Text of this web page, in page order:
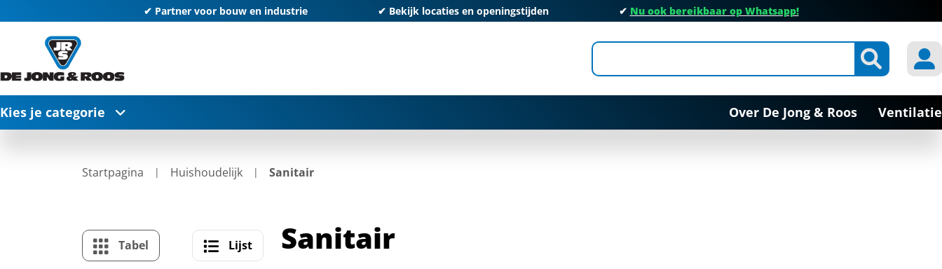
✔ Partner voor bouw en industrie ✔ Bekijk locaties en openingstijden ✔ Nu ook bereikbaar op Whatsapp!
Kies je categorie Over De Jong & Roos Ventilatie
Startpagina Huishoudelijk Sanitair
Tabel Lijst Sanitair